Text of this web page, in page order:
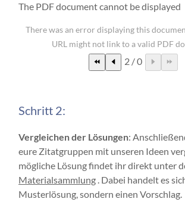
The PDF document cannot be displayed
There was an error displaying this
URL might not link to a valid PDF
2 /0
Schritt 2:
Vergleichen der Lösungen:
eure Zitatgruppen mit unseren Ideen
mögliche Lösung findet ihr direkt unter
Materialsammlung . Dabei handelt es
Musterlösung, sondern einen Vorschlag.